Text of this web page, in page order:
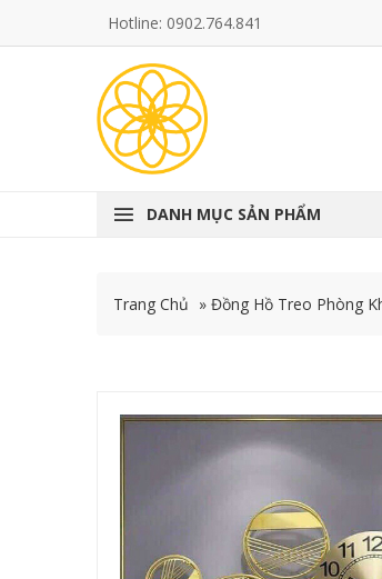
Hotline: 0902.764.841
DANH MỤC SẢN PHẨM
Trang Chủ » Đồng Hồ Treo Phòng